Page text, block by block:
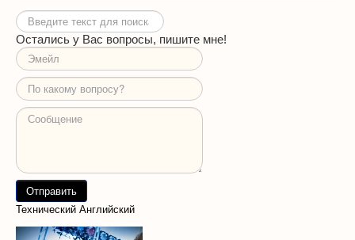
Искать...
Остались у Вас вопросы, пишите мне!
Технический Английский